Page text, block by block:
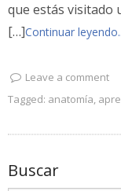
que estás visitado
[…]Continuar
Leave a comment
Tagged: anatomía,
Buscar